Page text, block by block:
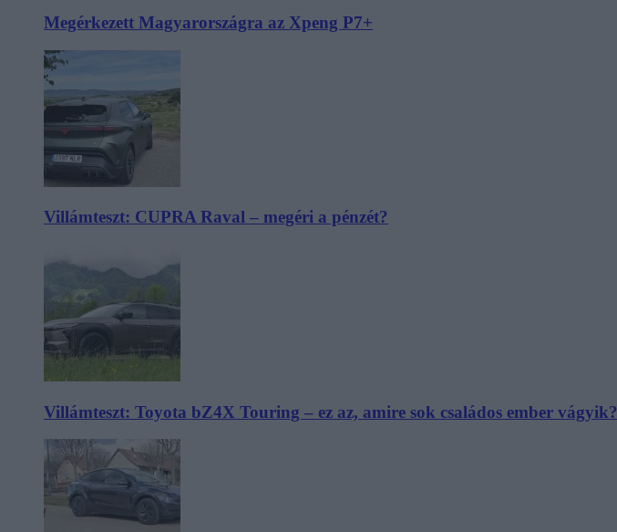
Megérkezett Magyarországra az Xpeng P7+
Villámteszt: CUPRA Raval – megéri a pénzét?
Villámteszt: Toyota bZ4X Touring – ez az, amire sok családos ember vágyik?